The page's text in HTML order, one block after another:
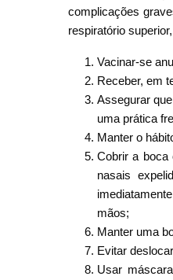
complicações
respiratório
Vacinar-se
Receber, em
Assegurar
uma prática
Manter o
Cobrir a boca
nasais
mãos;
Manter uma
Evitar
Usar